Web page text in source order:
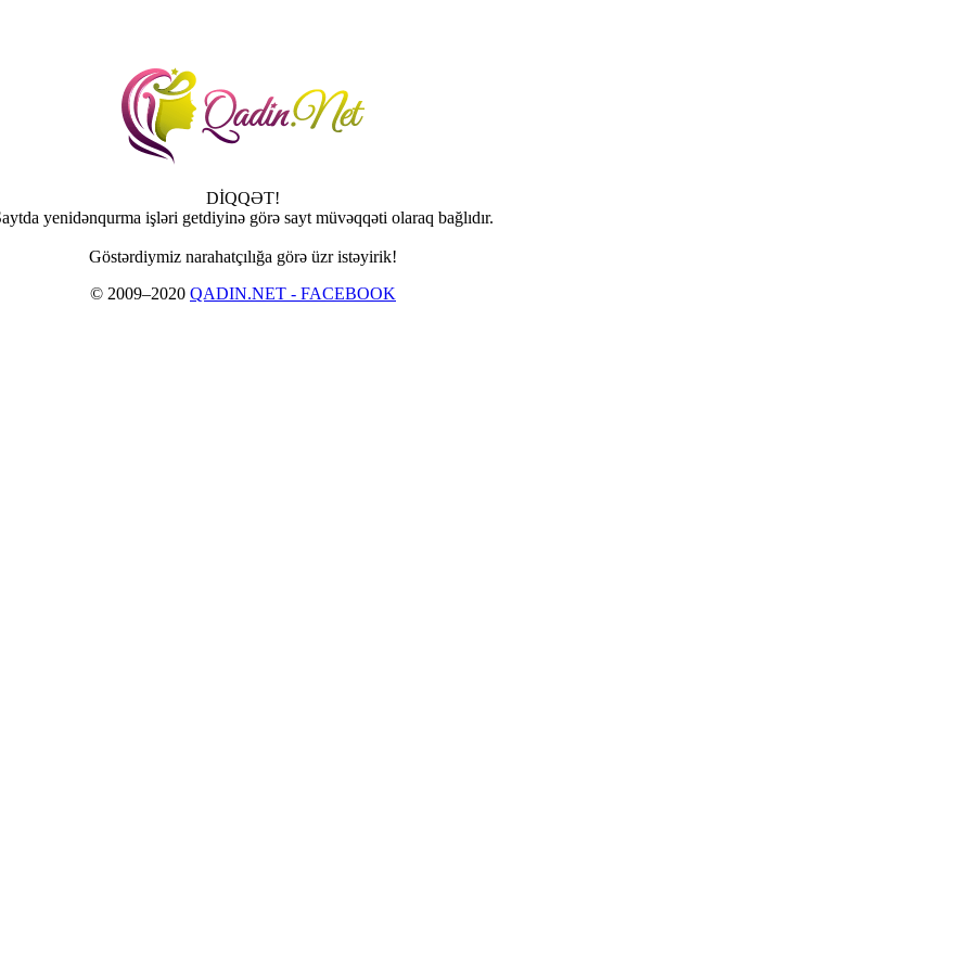
DİQQƏT!
yenidənqurma işləri getdiyinə görə sayt müvəqqəti olaraq bağlıdır.
Göstərdiymiz narahatçılığa görə üzr istəyirik!
© 2009–2020 QADIN.NET - FACEBOOK